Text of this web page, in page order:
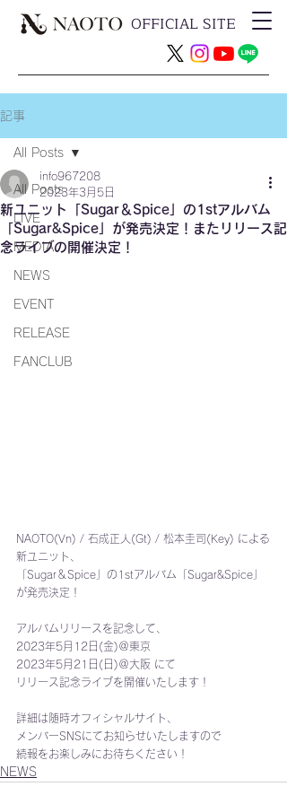
OFFICIAL SITE
記事
All Posts
LIVE
MEDIA
NEWS
EVENT
RELEASE
FANCLUB
All Posts
新ユニット「Sugar＆Spice」の1stアルバム
「Sugar&Spice」が発売決定！またリリース記
念ライブの開催決定！
info967208
2023年3月5日
NAOTO(Vn) / 石成正人(Gt) / 松本圭司(Key) による
新ユニット、
「Sugar＆Spice」の1stアルバム「Sugar&Spice」
が発売決定！
アルバムリリースを記念して、
2023年5月12日(金)＠東京
2023年5月21日(日)＠大阪 にて
リリース記念ライブを開催いたします！
詳細は随時オフィシャルサイト、
メンバーSNSにてお知らせいたしますので
続報をお楽しみにお待ちください！
NEWS